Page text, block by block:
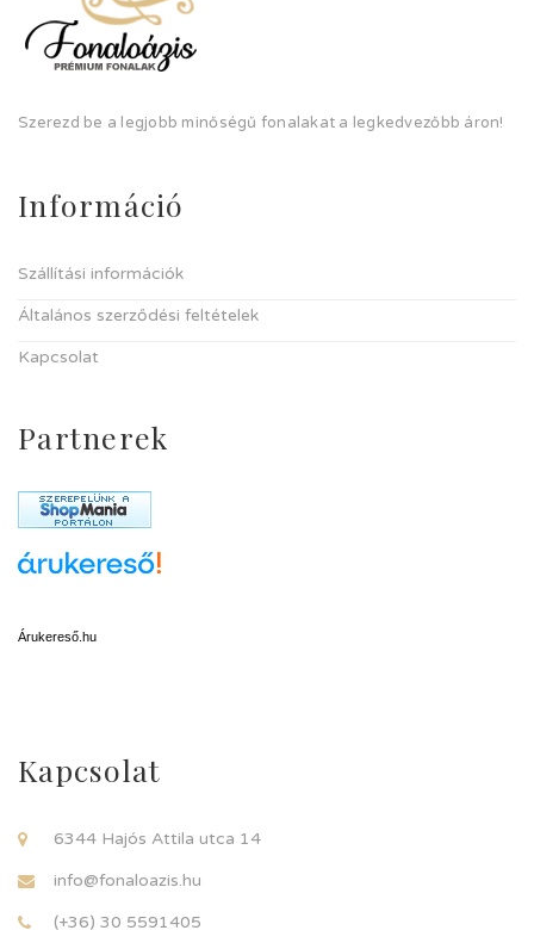
Szerezd be a legjobb minőségű fonalakat a legkedvezőbb áron!
Információ
Szállítási információk
Általános szerződési feltételek
Kapcsolat
Partnerek
Árukereső.hu
Kapcsolat
6344 Hajós Attila utca 14
info@fonaloazis.hu
(+36) 30 5591405